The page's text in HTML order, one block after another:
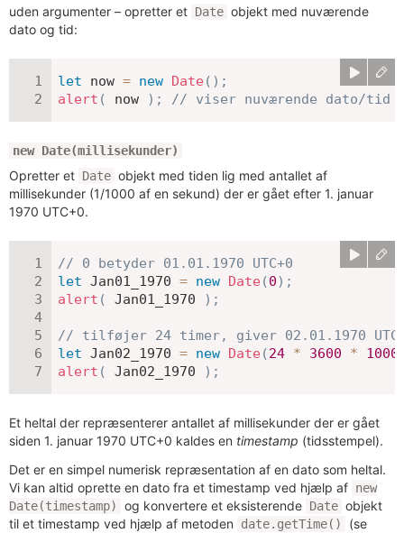
uden argumenter – opretter et Date objekt med nuværende
dato og tid:
let now = new Date ( ) ;
alert ( now ) ; // viser nuværende dato/tid
new Date(millisekunder)
Opretter et Date objekt med tiden lig med antallet af
millisekunder (1/1000 af en sekund) der er gået efter 1. januar
1970 UTC+0.
// 0 betyder 01.01.1970 UTC+0
let Jan01_1970 = new Date (0) ;
alert ( Jan01_1970 ) ;
// tilføjer 24 timer, giver 02.01.1970
let Jan02_1970 = new Date (24 * 3600 * 1000
alert ( Jan02_1970 ) ;
Et heltal der repræsenterer antallet af millisekunder der er gået
siden 1. januar 1970 UTC+0 kaldes en timestamp (tidsstempel).
Det er en simpel numerisk repræsentation af en dato som heltal.
Vi kan altid oprette en dato fra et timestamp ved hjælp af new
Date(timestamp)
og konvertere et eksisterende Date objekt
til et timestamp ved hjælp af metoden
date.getTime()
(se